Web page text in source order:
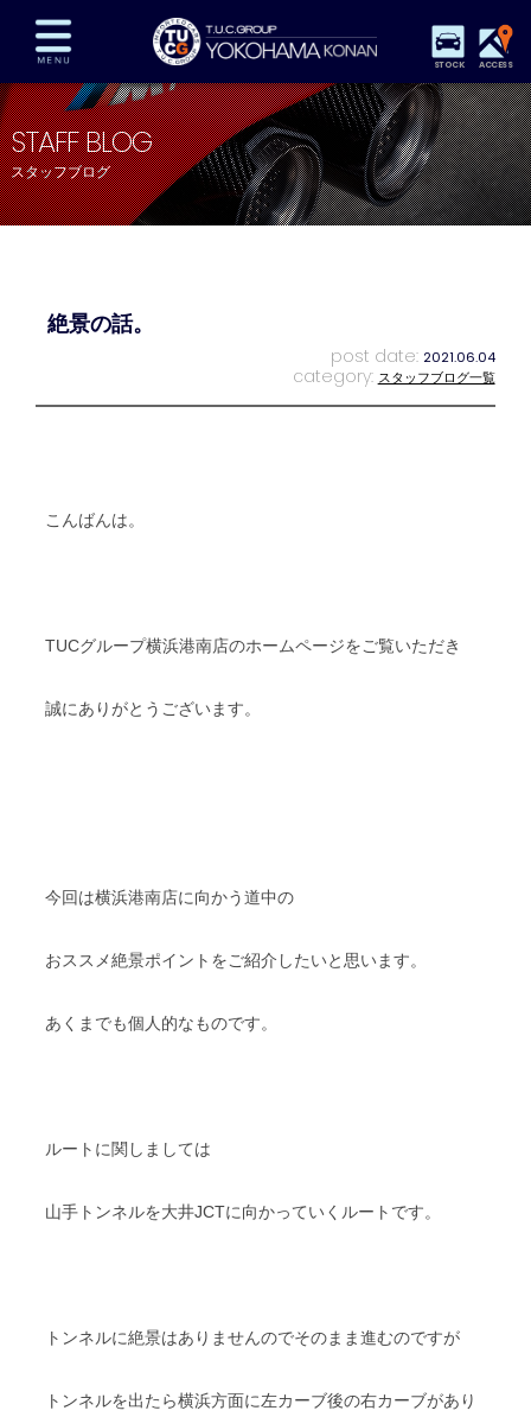
STOCK ACCESS
在庫車両情報 保証&サービス パーツリスト
TUCとは？ 店舗情報 アクセスマップ
全国納車 特別作業 注文販売
STAFF BLOG
スタッフブログ
絶景の話。
post date: 2021.06.04
category: スタッフブログ一覧
こんばんは。
TUCグループ横浜港南店のホームページをご覧いただき
誠にありがとうございます。
今回は横浜港南店に向かう道中の
おススメ絶景ポイントをご紹介したいと思います。
あくまでも個人的なものです。
ルートに関しましては
山手トンネルを大井JCTに向かっていくルートです。
トンネルに絶景はありませんのでそのまま進むのですが
トンネルを出たら横浜方面に左カーブ後の右カーブがあり